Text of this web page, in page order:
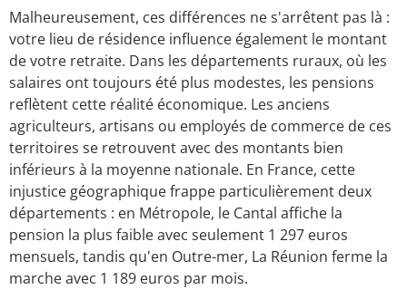
Malheureusement, ces différences ne s'arrêtent pas là :
votre lieu de résidence influence également le montant
de votre retraite. Dans les départements ruraux, où les
salaires ont toujours été plus modestes, les pensions
reflètent cette réalité économique. Les anciens
agriculteurs, artisans ou employés de commerce de ces
territoires se retrouvent avec des montants bien
inférieurs à la moyenne nationale. En France, cette
injustice géographique frappe particulièrement deux
départements : en Métropole, le Cantal affiche la
pension la plus faible avec seulement 1 297 euros
mensuels, tandis qu'en Outre-mer, La Réunion ferme la
marche avec 1 189 euros par mois.